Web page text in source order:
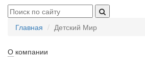
Главная Детский Мир
О компании